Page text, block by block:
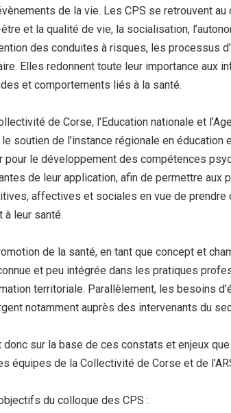
de la vie. Les CPS se retrouvent
et la qualité de vie, la socialisation,
des conduites à risques, les processus
Elles redonnent toute leur importance aux
et comportements liés à la santé.
de Corse, l’Education nationale et
soutien de l’instance régionale en
pour le développement des compétences
de leur application, afin de permettre aux
affectives et sociales en vue de
à leur santé.
de la santé, en tant que concept et
et peu intégrée dans les pratiques
territoriale. Parallèlement, les besoins
notamment auprès des intervenants du
donc sur la base de ces constats et enjeux
équipes de la Collectivité de Corse et de
du colloque des CPS :